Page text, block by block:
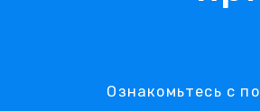
Ознакомьтесь с